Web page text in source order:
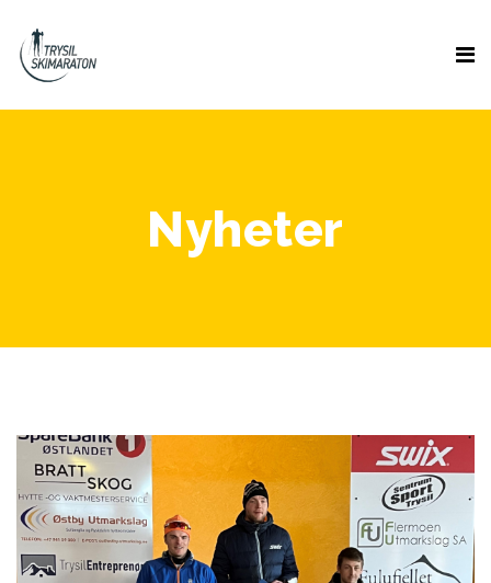
Nyheter